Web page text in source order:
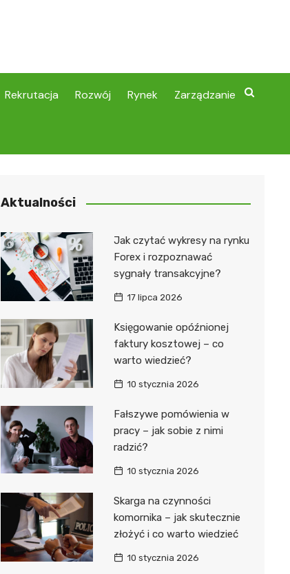
Rekrutacja Rozwój Rynek Zarządzanie
Aktualności
Jak czytać wykresy na rynku
Forex i rozpoznawać
sygnały transakcyjne?
17 lipca 2026
Księgowanie opóźnionej
faktury kosztowej – co
warto wiedzieć?
10 stycznia 2026
Fałszywe pomówienia w
pracy – jak sobie z nimi
radzić?
10 stycznia 2026
Skarga na czynności
komornika – jak skutecznie
złożyć i co warto wiedzieć
10 stycznia 2026